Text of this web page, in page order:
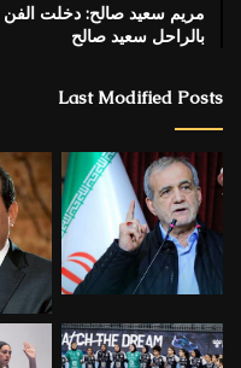
بالراحل سعيد صالح
Last Modified Posts